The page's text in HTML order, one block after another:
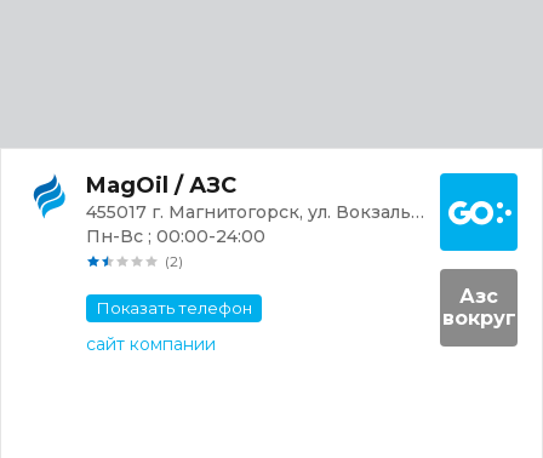
MagOil / АЗС
455017 г. Магнитогорск, ул. Вокзальная, 2/3
Пн-Вс ; 00:00-24:00
(2)
Показать телефон
сайт компании
Азс
вокруг